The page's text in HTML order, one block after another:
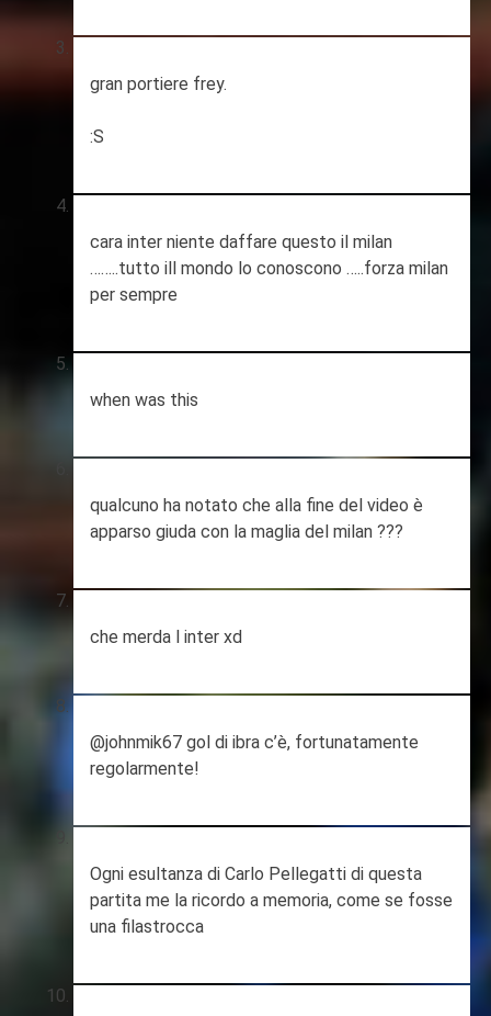
gran portiere frey.
:S
cara inter niente daffare questo il milan
……..tutto ill mondo lo conoscono …..forza milan
per sempre
when was this
qualcuno ha notato che alla fine del video è
apparso giuda con la maglia del milan ???
che merda l inter xd
@johnmik67 gol di ibra c’è, fortunatamente
regolarmente!
Ogni esultanza di Carlo Pellegatti di questa
partita me la ricordo a memoria, come se fosse
una filastrocca